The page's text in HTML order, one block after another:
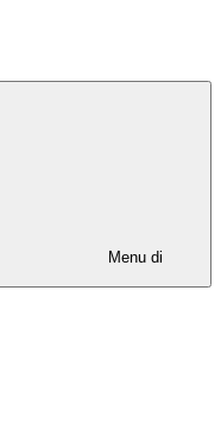
Menu di